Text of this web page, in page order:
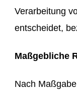
Verarbeitung
entscheidet,
Maßgebliche
Nach